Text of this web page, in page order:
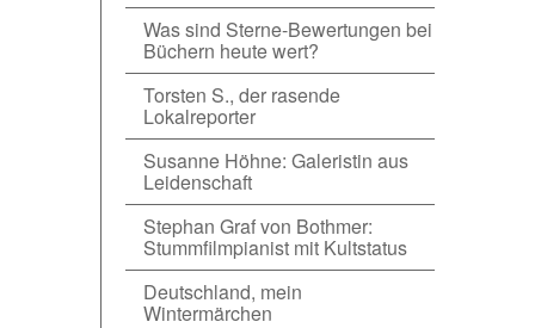
Was sind Sterne-Bewertungen bei
Büchern heute wert?
Torsten S., der rasende
Lokalreporter
Susanne Höhne: Galeristin aus
Leidenschaft
Stephan Graf von Bothmer:
Stummfilmpianist mit Kultstatus
Deutschland, mein
Wintermärchen